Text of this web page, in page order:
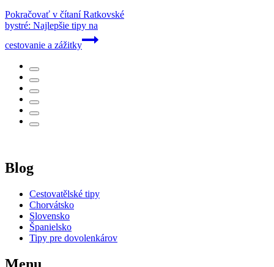
Pokračovať v čítaníRatkovské
bystré: Najlepšie tipy na
cestovanie a zážitky
Blog
Cestovatělské tipy
Chorvátsko
Slovensko
Španielsko
Tipy pre dovolenkárov
Menu